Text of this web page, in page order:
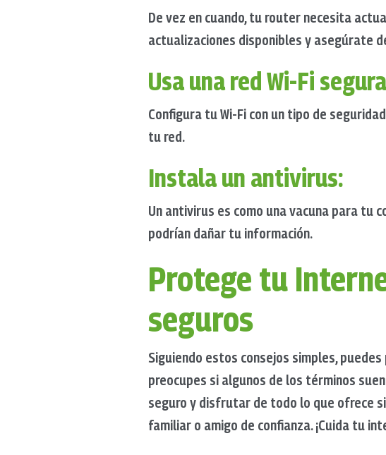
De vez en cuando, tu router necesita
actualizaciones disponibles y asegúrate
Usa una red Wi-Fi
Configura tu Wi-Fi con un tipo de
tu red.
Instala un antivirus:
Un antivirus es como una vacuna para tu
podrían dañar tu información.
Protege tu
seguros
Siguiendo estos consejos simples,
preocupes si algunos de los términos
seguro y disfrutar de todo lo que ofrece
familiar o amigo de confianza. ¡Cuida tu